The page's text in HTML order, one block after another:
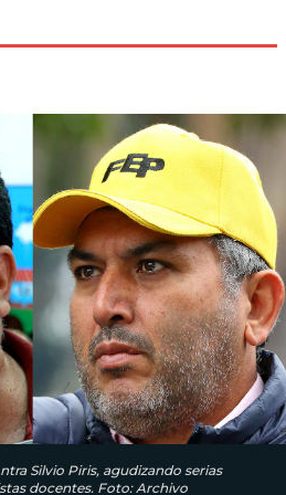
Silvio Piris, agudizando serias
docentes. Foto: Archivo